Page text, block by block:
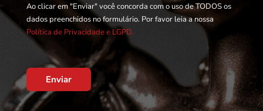
Ao clicar em "Enviar" você concorda com o uso de TODOS os
dados preenchidos no formulário. Por favor leia a nossa
Política de Privacidade e LGPD.
Enviar